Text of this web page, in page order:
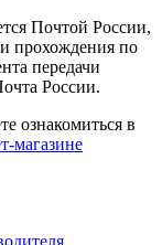
Почтой России,
прохождения по
передачи
России.
ознакомиться в
магазине